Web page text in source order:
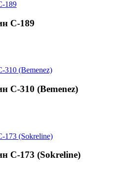
С-189
С-310 (Bemenez)
С-173 (Sokreline)